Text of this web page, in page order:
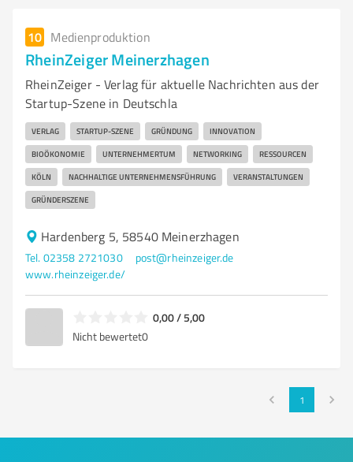
10 Medienproduktion
RheinZeiger Meinerzhagen
RheinZeiger - Verlag für aktuelle Nachrichten aus der
Startup-Szene in Deutschla
VERLAG STARTUP-SZENE GRÜNDUNG INNOVATION
BIOÖKONOMIE UNTERNEHMERTUM NETWORKING RESSOURCEN
KÖLN NACHHALTIGE UNTERNEHMENSFÜHRUNG VERANSTALTUNGEN
GRÜNDERSZENE
Hardenberg 5, 58540 Meinerzhagen
Tel. 02358 2721030
post@rheinzeiger.de
www.rheinzeiger.de/
0,00 / 5,00
Nicht bewertet0
1